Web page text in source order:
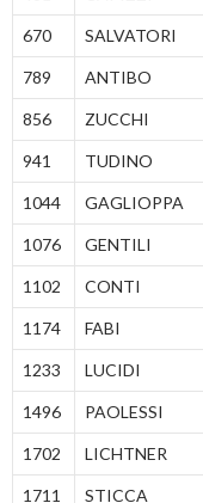
670 SALVATORI
789 ANTIBO
856 ZUCCHI
941 TUDINO
1044 GAGLIOPPA
1076 GENTILI
1102 CONTI
1174 FABI
1233 LUCIDI
1496 PAOLESSI
1702 LICHTNER
1711 STICCA